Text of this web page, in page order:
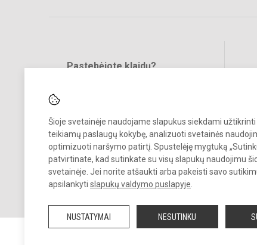
Šioje svetainėje naudojame slapukus siekdami
teikiamų paslaugų kokybę, analizuoti svetainės
optimizuoti naršymo patirtį. Spustelėję mygtuką
patvirtinate, kad sutinkate su visų slapukų naudojimu
svetainėje. Jei norite atšaukti arba pakeisti savo
apsilankyti slapukų valdymo puslapyje
NUSTATYMAI NESUTINKU
Pastebėjote klaidų?
© 2023. Vilniaus Vaduvos darželis - mokykla. Visos teisės
Kopijuoti turinį be raštiško įstaigos administracijos sutikimo